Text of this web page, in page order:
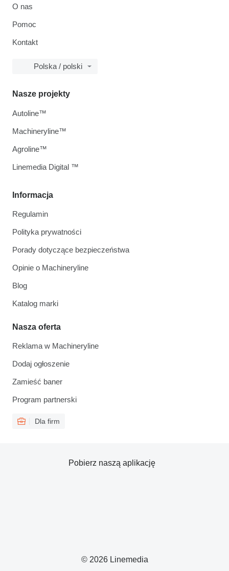
O nas
Pomoc
Kontakt
Polska / polski
Informacja
Regulamin
Polityka prywatności
Porady dotyczące bezpieczeństwa
Opinie o Machineryline
Blog
Katalog marki
Nasza oferta
Reklama w Machineryline
Dodaj ogłoszenie
Zamieść baner
Program partnerski
Dla firm
Nasze projekty
Autoline™
Machineryline™
Agroline™
Linemedia Digital ™
© 2026 Linemedia
Pobierz naszą aplikację